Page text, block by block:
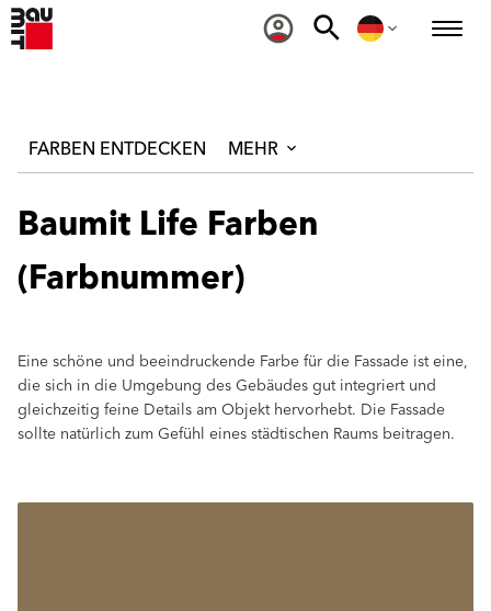
FARBEN ENTDECKEN MEHR
Baumit Life Farben
(Farbnummer)
Eine schöne und beeindruckende Farbe für die Fassade ist eine,
die sich in die Umgebung des Gebäudes gut integriert und
gleichzeitig feine Details am Objekt hervorhebt. Die Fassade
sollte natürlich zum Gefühl eines städtischen Raums beitragen.